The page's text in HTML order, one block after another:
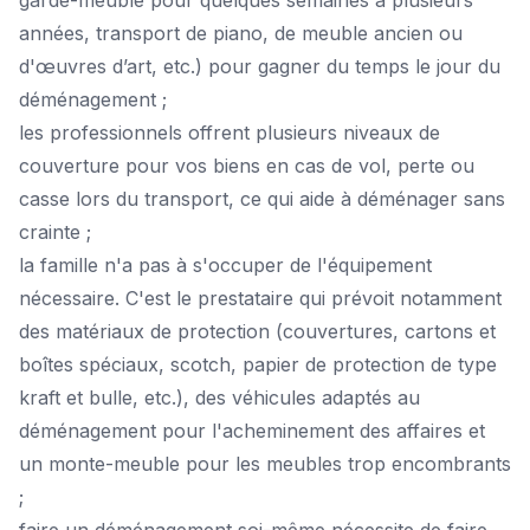
années, transport de piano, de meuble ancien ou
d'œuvres d’art, etc.) pour gagner du temps le jour du
déménagement ;
les professionnels offrent plusieurs niveaux de
couverture pour vos biens en cas de vol, perte ou
casse lors du transport, ce qui aide à déménager sans
crainte ;
la famille n'a pas à s'occuper de l'équipement
nécessaire. C'est le prestataire qui prévoit notamment
des matériaux de protection (couvertures, cartons et
boîtes spéciaux, scotch, papier de protection de type
kraft et bulle, etc.), des véhicules adaptés au
déménagement pour l'acheminement des affaires et
un monte-meuble pour les meubles trop encombrants
;